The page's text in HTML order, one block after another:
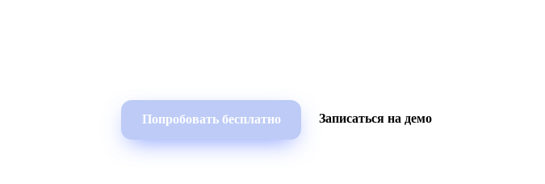
Попробовать бесплатно Записаться на демо